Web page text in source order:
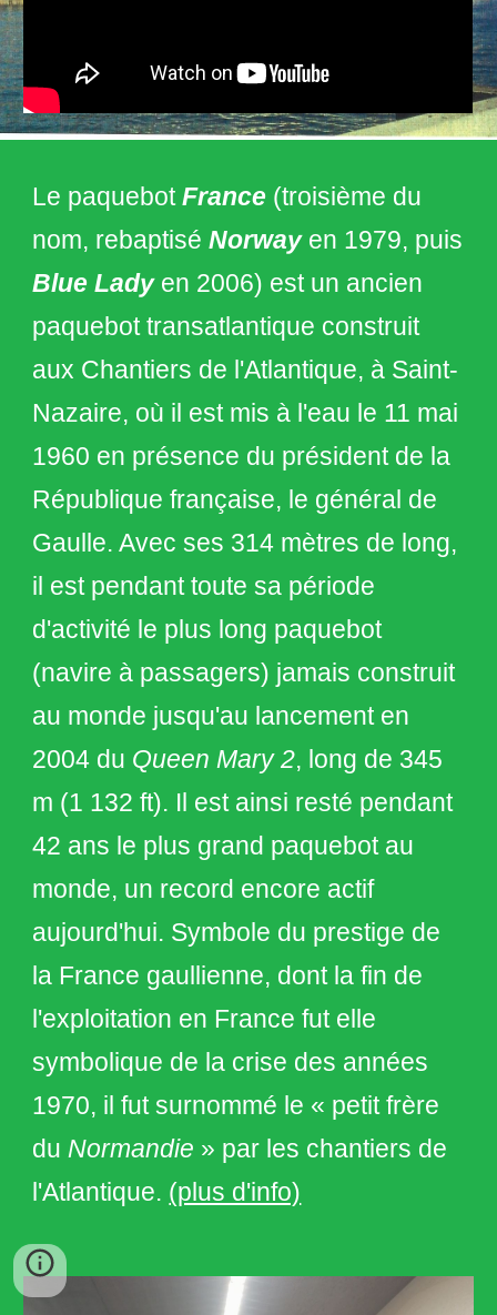
Le paquebotFrance (troisième du
nom, rebaptiséNorwayen 1979, puis
Blue Ladyen 2006) est un ancien
paquebot transatlantique construit
aux Chantiers de l'Atlantique, à Saint-
Nazaire, où il est mis à l'eau le 11 mai
1960 en présence du président de la
République française, le général de
Gaulle. Avec ses 314 mètres de long,
il est pendant toute sa période
d'activité le plus long paquebot
(navire à passagers) jamais construit
au monde jusqu'au lancement en
2004 du Queen Mary 2, long de 345
m (1 132 ft). Il est ainsi resté pendant
42 ans le plus grand paquebot au
monde, un record encore actif
aujourd'hui. Symbole du prestige de
la France gaullienne, dont la fin de
l'exploitation en France fut elle
symbolique de la crise des années
1970, il fut surnommé le « petit frère
du Normandie » par les chantiers de
l'Atlantique. (plus d'info)